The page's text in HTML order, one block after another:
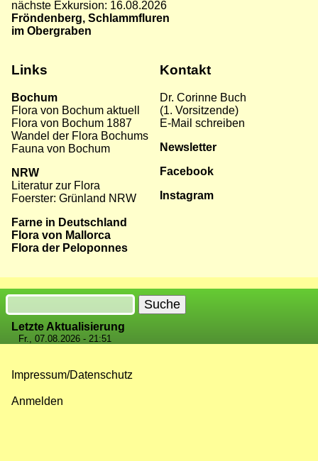
nächste Exkursion: 16.08.2026
Fröndenberg, Schlammfluren
im Obergraben
Links
Bochum
Flora von Bochum aktuel
Flora von Bochum 1887
Wandel der Flora Bochums
Fauna von Bochum
NRW
Literatur zur Flora
Foerster: Grünland NRW
Farne in Deutschland
Flora von Mallorca
Flora der Peloponnes
Kontakt
Dr. Corinne Buch
(1. Vorsitzende)
E-Mail schreiben
Newsletter
Facebook
Instagram
Suche
Letzte Aktualisierung
Fr., 07.08.2026 - 21:51
Impressum/Datenschutz
Anmelden